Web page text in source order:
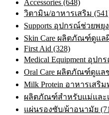
Accessories (648)
วิตามิน/อาหารเสริม
Supports อุปกรณ์ช่วยพยุง
Skin Care ผลิตภัณฑ์ดูแล
First Aid (328)
Medical Equipment อุป
Oral Care ผลิตภัณฑ์ดูแล
Milk Protein อาหารเสริ
ผลิตภัณฑ์สำหรับแม่และเ
แผ่นรองซับ/ผ้าอนามัย